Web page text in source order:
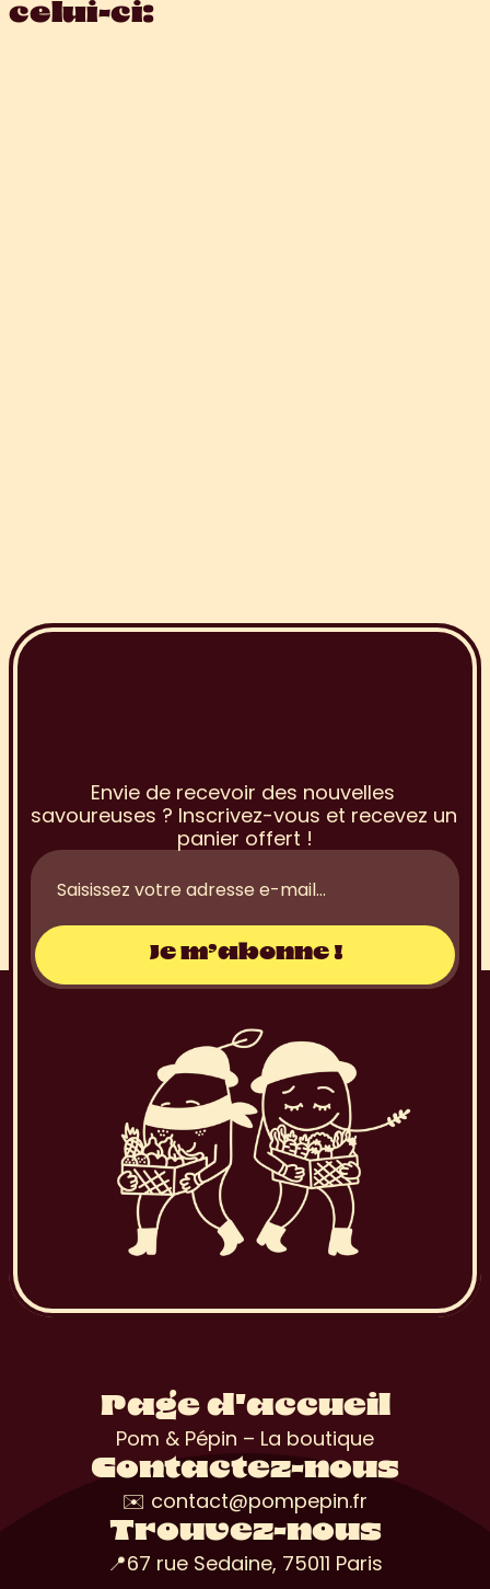
celui-ci:
la Newslette
Envie de recevoir des nouvelles
savoureuses ? Inscrivez-vous et recevez un
panier offert !
Page d'accueil
Pom & Pépin – La boutique
Contactez-nous
✉️ contact@pompepin.fr
Trouvez-nous
📍67 rue Sedaine, 75011 Paris